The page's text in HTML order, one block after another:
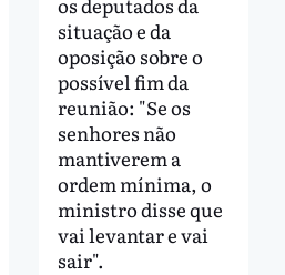
situação e da
oposição sobre o
possível fim da
reunião: "Se os
senhores não
mantiverem a
ordem mínima, o
ministro disse que
vai levantar e vai
sair".